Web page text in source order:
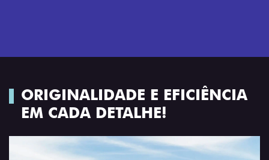
ORIGINALIDADE E EFICIÊNCIA
EM CADA DETALHE!